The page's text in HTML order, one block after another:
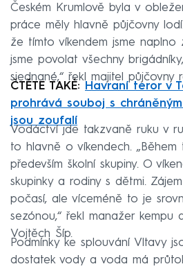
Českém Krumlově byla v
práce měly hlavně půjčovny
že tímto víkendem jsme naplno
jsme povolat všechny
sjednané,“ řekl majitel půjčovny
ČTĚTE TAKÉ:
Havraní teror v
prohrává souboj s
jsou zoufalí
Vodáctví jde takzvaně ruku v
to hlavně o víkendech.
především školní skupiny. O
skupinky a rodiny s dětmi.
počasí, ale víceméně to je
sezónou,“ řekl manažer kempu
Vojtěch Šíp.
Podmínky ke splouvání Vltavy
dostatek vody a voda má